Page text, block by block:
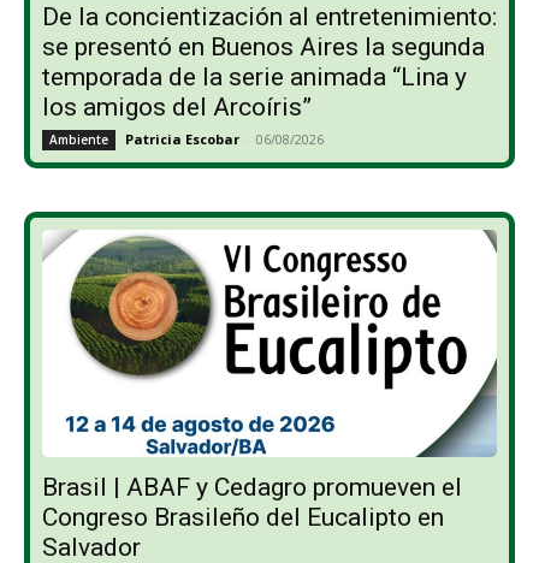
De la concientización al entretenimiento:
se presentó en Buenos Aires la segunda
temporada de la serie animada “Lina y
los amigos del Arcoíris”
Ambiente Patricia Escobar - 06/08/2026
Brasil | ABAF y Cedagro promueven el
Congreso Brasileño del Eucalipto en
Salvador